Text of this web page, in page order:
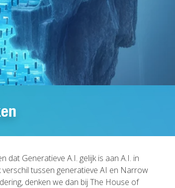
dat Generatieve A.I. gelijk is aan A.I. in
tussen generatieve AI en Narrow
denken we dan bij The House of